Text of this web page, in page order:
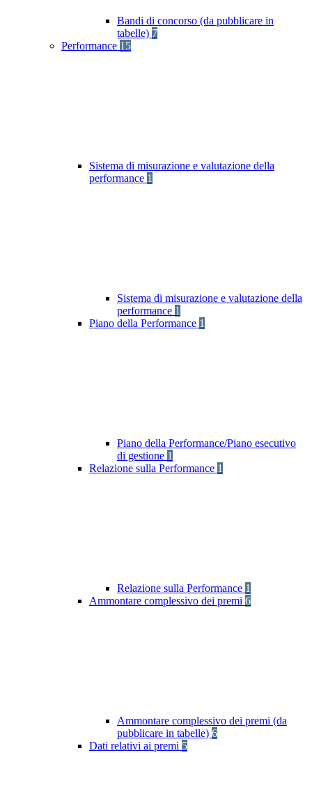
Bandi di concorso (da pubblicare in
tabelle) 7
Performance 15
Sistema di misurazione e valutazione della
performance 1
Sistema di misurazione e valutazione della
performance 1
Piano della Performance 1
Piano della Performance/Piano esecutivo
di gestione 1
Relazione sulla Performance 1
Relazione sulla Performance 1
Ammontare complessivo dei premi 6
Ammontare complessivo dei premi (da
pubblicare in tabelle) 6
Dati relativi ai premi 5